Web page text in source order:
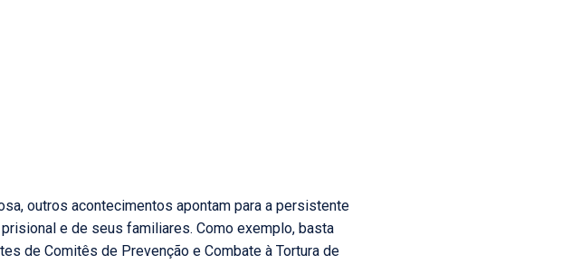
outros acontecimentos apontam para a persistente
e de seus familiares. Como exemplo, basta
de Comitês de Prevenção e Combate à Tortura de